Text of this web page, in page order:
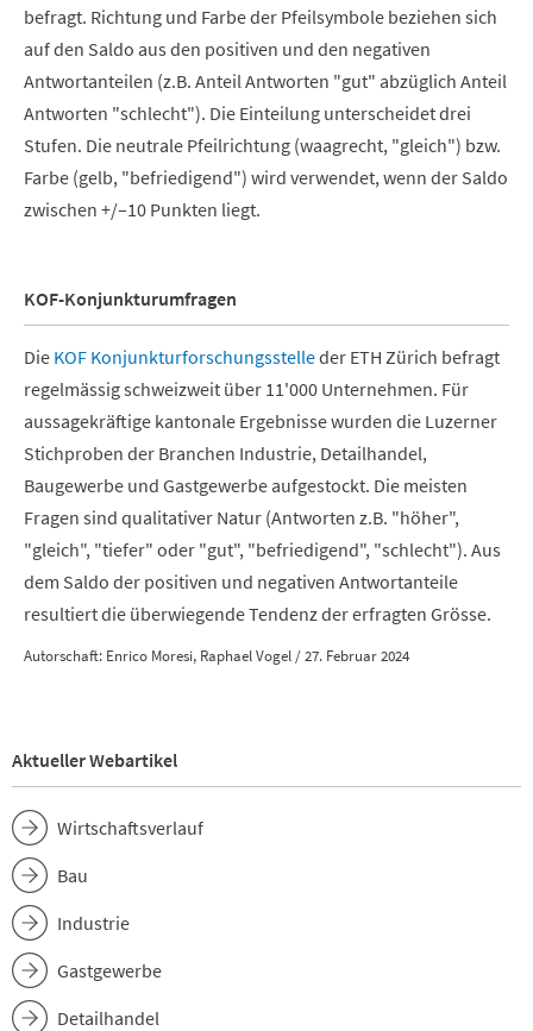
befragt. Richtung und Farbe der Pfeilsymbole beziehen sich
auf den Saldo aus den positiven und den negativen
Antwortanteilen (z.B. Anteil Antworten "gut" abzüglich Anteil
Antworten "schlecht"). Die Einteilung unterscheidet drei
Stufen. Die neutrale Pfeilrichtung (waagrecht, "gleich") bzw.
Farbe (gelb, "befriedigend") wird verwendet, wenn der Saldo
zwischen +/–10 Punkten liegt.
KOF-Konjunkturumfragen
Die KOF Konjunkturforschungsstelleder ETH Zürich befragt
regelmässig schweizweit über 11'000 Unternehmen. Für
aussagekräftige kantonale Ergebnisse wurden die Luzerner
Stichproben der Branchen Industrie, Detailhandel,
Baugewerbe und Gastgewerbe aufgestockt. Die meisten
Fragen sind qualitativer Natur (Antworten z.B. "höher",
"gleich", "tiefer" oder "gut", "befriedigend", "schlecht"). Aus
dem Saldo der positiven und negativen Antwortanteile
resultiert die überwiegende Tendenz der erfragten Grösse.
Autorschaft: Enrico Moresi, Raphael Vogel / 27. Februar 2024
Aktueller Webartikel
Wirtschaftsverlauf
Bau
Industrie
Gastgewerbe
Detailhandel